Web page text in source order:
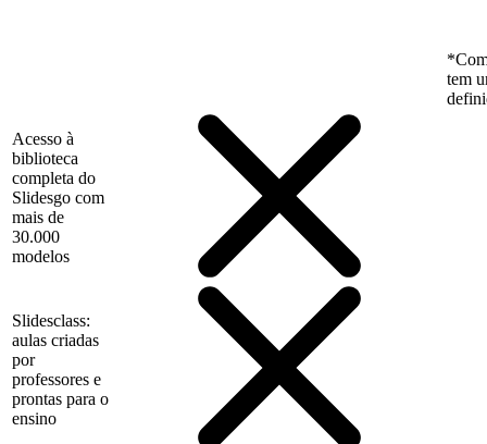
tem
Acesso à
biblioteca
completa do
Slidesgo com
mais de
30.000
modelos
Slidesclass:
aulas criadas
por
professores e
prontas para o
ensino